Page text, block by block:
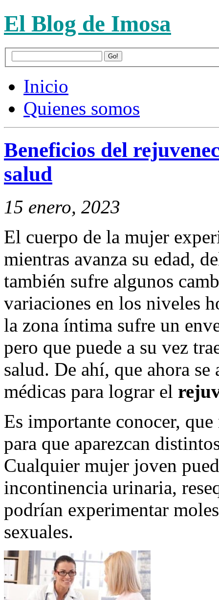
El Blog de Imosa
Inicio
Quienes somos
Beneficios del
salud
15 enero, 2023
El cuerpo de la mujer
mientras avanza su edad,
también sufre algunos
variaciones en los niveles
la zona íntima sufre un
pero que puede a su vez
salud. De ahí, que ahora
médicas para lograr el
Es importante conocer,
para que aparezcan
Cualquier mujer joven
incontinencia urinaria,
podrían experimentar
sexuales.